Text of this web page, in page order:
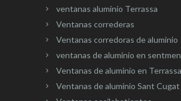
ventanas aluminio Terrassa
Ventanas correderas
Ventanas corredoras de aluminio
ventanas de aluminio en
Ventanas de aluminio en Terrassa
Ventanas de aluminio Sant Cugat